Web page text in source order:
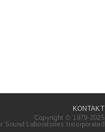
KONTAKT
Copyright © 1979-2025
Sound Laboratories Incorporated